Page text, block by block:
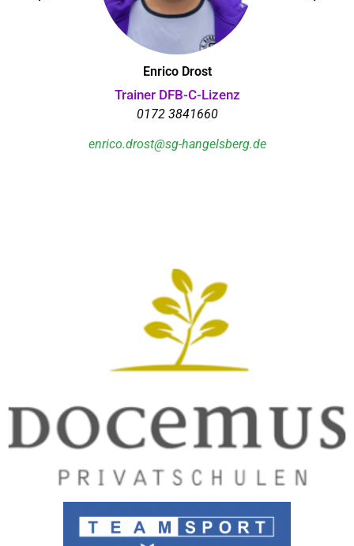
Enrico Drost
Trainer DFB-C-Lizenz
0172 3841660
enrico.drost@sg-hangelsberg.de